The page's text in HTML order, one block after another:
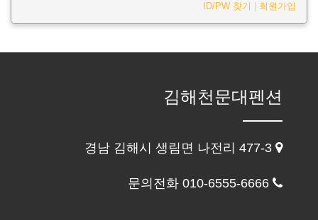
ID/PW 찾기 회원가입
김해천문대펜션
경남 김해시 생림면 나전리 477-3
문의전화 010-6555-6666